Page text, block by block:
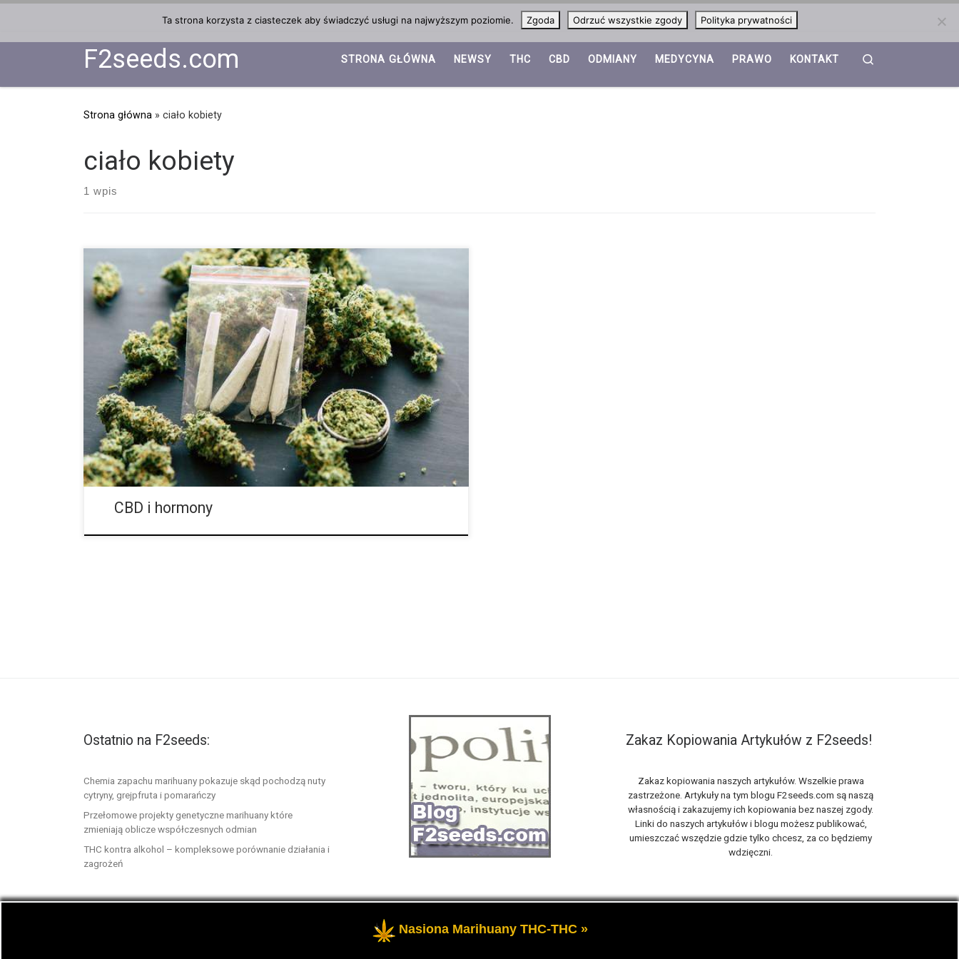
F2seeds.com STRONA GŁÓWNA NEWSY THC CBD ODMIANY MEDYCYNA PRAWO KONTAKT
Strona główna » ciało kobiety
ciało kobiety
1 wpis
Ze względu, że nasze społeczeństwo przywiązuje dużą wagę do zdolności kobiet do
rodzenia dzieci, ich wartość jest bezpośrednio związana z ich zdolnościami
seksualnymi/reprodukcyjnymi. To przerażające! Ale wracając do tematu, gdy ciało
kobiety zaczyna się zmieniać i wchodzi w okres, w którym nie może rodzić dzieci, w
mózgu toczy się walka zdrowia ze społeczeństwem, która swoją drogą może
doprowadzić daną kobietę do poczucia się jako ktoś kompletnie bezwartościowy.
Zwłaszcza, że ​​jej […]
CBD i hormony
Ostatnio na F2seeds:
Chemia zapachu marihuany pokazuje skąd pochodzą nuty
cytryny, grejpfruta i pomarańczy
Przełomowe projekty genetyczne marihuany które
zmieniają oblicze współczesnych odmian
THC kontra alkohol – kompleksowe porównanie działania i
zagrożeń
Zakaz Kopiowania Artykułów z F2seeds!
Zakaz kopiowania naszych artykułów. Wszelkie prawa
zastrzeżone. Artykuły na tym blogu F2seeds.com są naszą
własnością i zakazujemy ich kopiowania bez naszej zgody.
Linki do naszych artykułów i blogu możesz publikować,
umieszczać wszędzie gdzie tylko chcesz, za co będziemy
wdzięczni.
- Opowiemy Ci na naszym blogu F2seeds o marihuanie i konopiach, zwanych roślinami cannabis THC oraz CBD.
Ta strona korzysta z ciasteczek aby świadczyć usługi na najwyższym poziomie. Zgoda Odrzuć wszystkie zgody Polityka prywatności
Nasiona Marihuany THC-THC »